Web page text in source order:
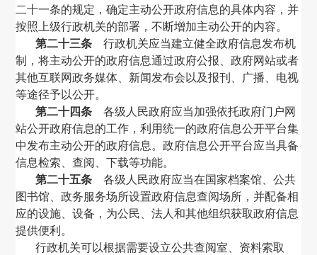
二十一条的规定，确定主动公开政府信息的具体内容，并
按照上级行政机关的部署，不断增加主动公开的内容。
第二十三条 行政机关应当建立健全政府信息发布机
制，将主动公开的政府信息通过政府公报、政府网站或者
其他互联网政务媒体、新闻发布会以及报刊、广播、电视
等途径予以公开。
第二十四条 各级人民政府应当加强依托政府门户网
站公开政府信息的工作，利用统一的政府信息公开平台集
中发布主动公开的政府信息。政府信息公开平台应当具备
信息检索、查阅、下载等功能。
第二十五条 各级人民政府应当在国家档案馆、公共
图书馆、政务服务场所设置政府信息查阅场所，并配备相
应的设施、设备，为公民、法人和其他组织获取政府信息
提供便利。
行政机关可以根据需要设立公共查阅室、资料索取